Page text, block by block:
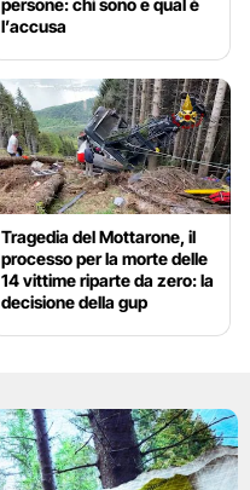
l’accusa
Tragedia del Mottarone, il
processo per la morte delle
14 vittime riparte da zero: la
decisione della gup